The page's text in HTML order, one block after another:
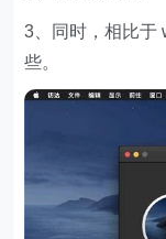
3、同时，相比于
些。